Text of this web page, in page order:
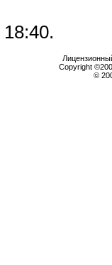
18:40.
Copyright
©